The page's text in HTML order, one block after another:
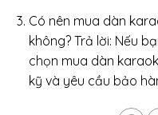
Có nên mua dàn
không? Trả lời: Nếu
chọn mua dàn
kỹ và yêu cầu bảo